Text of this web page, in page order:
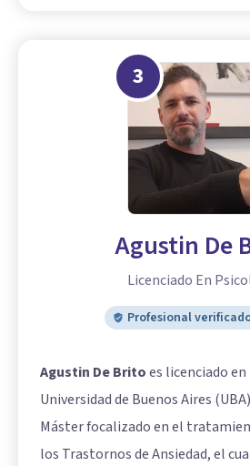
3
Agustin De
Licenciado En
Profesional
Agustin De Britoes licenciado
Universidad de Buenos Aires
Máster focalizado en el
los Trastornos de Ansiedad, el